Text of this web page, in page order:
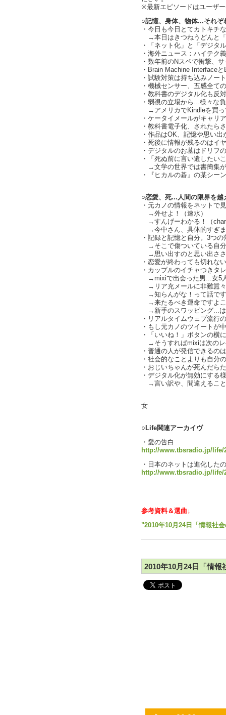
※最新エピソードはユーザ
○記憶、身体、物体...それ
・今日も今日とてカトキチ
→本日はきつねうどんと
・「ネット化」と「デジタ
・海外ニュース：ハイテク
・数年前のNスペで衝撃、
・Brain Machine Interface
・試験対策は持ち込みノー
・機械センサー、五感全て
・教科書のデジタル化も反
・弱視の立場から...様々な
→アメリカでKindleを買っ
・ケータイメールがキャリ
・教科書電子化、されたら
・作品はOK、記憶や思い
・死後に情報が残るのはイ
・デジタルのお墓はドリフ
・「死ぬ前に言い遺したい
→文学の世界では書簡集
・『ヒカルの碁』の某シー
○恋愛、死...人間の限界を越
・元カノの情報をネットで
→外せよ！（速水）
→すんげーわかる！（
→今中さん、具体的すぎ
・記録と記憶と自分。3つ
→そこで傷ついている自分
→思い出すのと思い出さ
・恋愛が終わっても切れな
・カップルのイチャつきタ
→mixiで出会った男...女5
→リア充メールに非難囂々
→知らんがな！って話で
→来たるべき運命ですよ
→新手のスワッピング...は
・リアルタイムウェブ流行
・もし元カノのツイートが
・「いいね！」ボタンの横
→そうすればmixiは次のレ
・普通の人が発信できるの
・社会的なことよりも自分
・おじいちゃんが死んだら
・デジタル化が無効にする
→言い訳や、間違えるこ
女
○Life関連アーカイヴ
・愛の告白
http://www.tbsradio.jp/life/
・日本のネットは進化した
http://www.tbsradio.jp/life/
参考資料＆選曲↓
"2010年10月24日「情報社
2010年10月24日「情